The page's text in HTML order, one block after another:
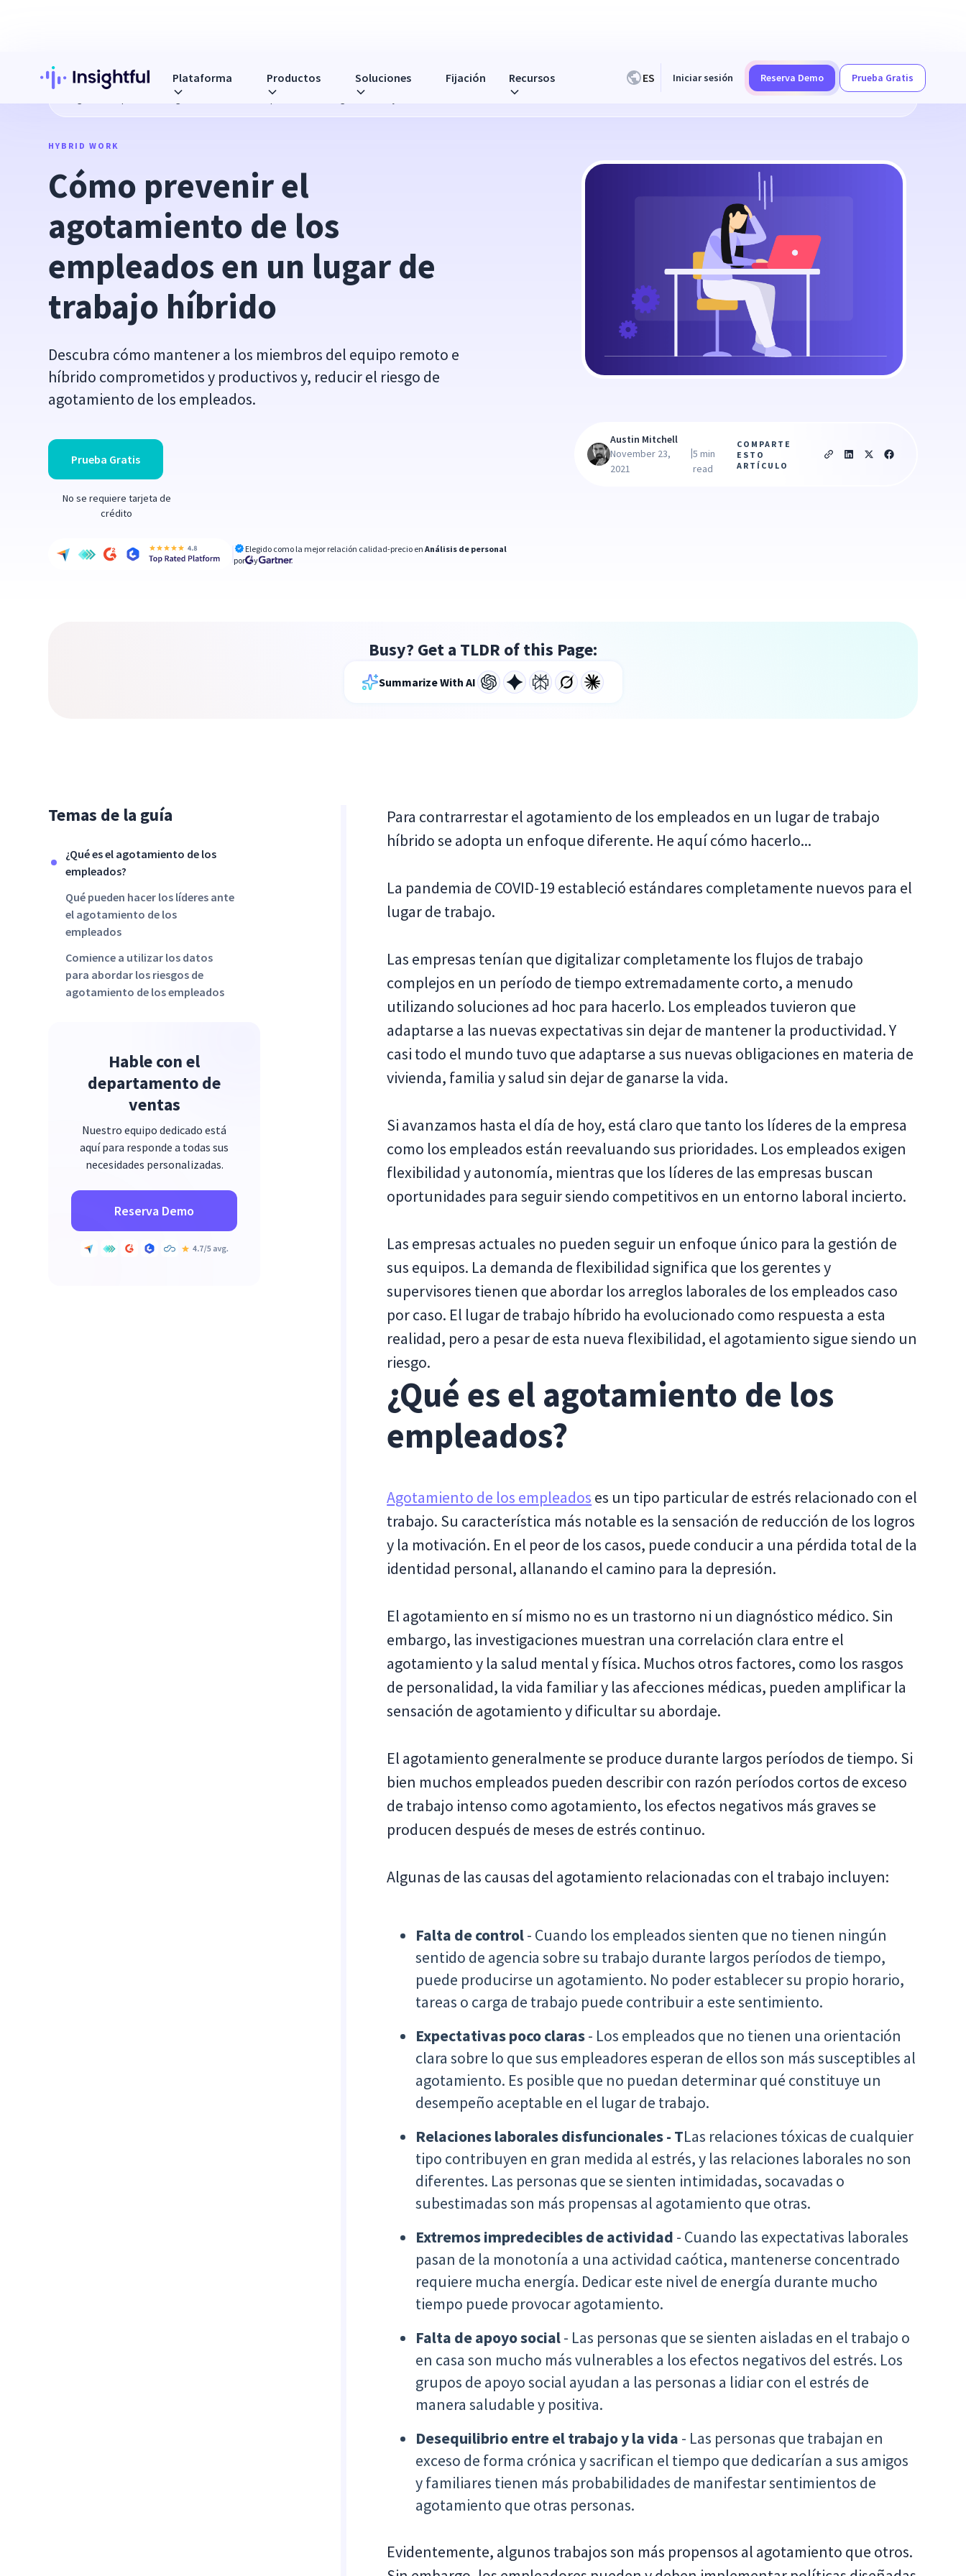
Plataforma Productos Soluciones Fijación Recursos ES Iniciar sesión Reserva Demo
Prueba Gratis
Cómo prevenir el agotamiento de los empleados en un lugar de trabajo híbrido
HYBRID WORK
Cómo prevenir el
agotamiento de los
empleados en un lugar de
trabajo híbrido
Descubra cómo mantener a los miembros del equipo remoto e
híbrido comprometidos y productivos y, reducir el riesgo de
agotamiento de los empleados.
Prueba Gratis
No se requiere tarjeta de
crédito
Elegido como la mejor relación calidad-precio enAnálisis de personal
por
y
Austin Mitchell
November 23,
2021
|5 min
read
COMPARTE
ESTO
ARTÍCULO
Busy? Get a TLDR of this Page:
Summarize With AI
Temas de la guía
¿Qué es el agotamiento de los
empleados?
Qué pueden hacer los líderes ante
el agotamiento de los
empleados
Comience a utilizar los datos
para abordar los riesgos de
agotamiento de los empleados
Hable con el
departamento de
ventas
Nuestro equipo dedicado está
aquí para responde a todas sus
necesidades personalizadas.
Reserva Demo
Para contrarrestar el agotamiento de los empleados en un lugar de trabajo
híbrido se adopta un enfoque diferente. He aquí cómo hacerlo...
La pandemia de COVID-19 estableció estándares completamente nuevos para el
lugar de trabajo.
Las empresas tenían que digitalizar completamente los flujos de trabajo
complejos en un período de tiempo extremadamente corto, a menudo
utilizando soluciones ad hoc para hacerlo. Los empleados tuvieron que
adaptarse a las nuevas expectativas sin dejar de mantener la productividad. Y
casi todo el mundo tuvo que adaptarse a sus nuevas obligaciones en materia de
vivienda, familia y salud sin dejar de ganarse la vida.
Si avanzamos hasta el día de hoy, está claro que tanto los líderes de la empresa
como los empleados están reevaluando sus prioridades. Los empleados exigen
flexibilidad y autonomía, mientras que los líderes de las empresas buscan
oportunidades para seguir siendo competitivos en un entorno laboral incierto.
Las empresas actuales no pueden seguir un enfoque único para la gestión de
sus equipos. La demanda de flexibilidad significa que los gerentes y
supervisores tienen que abordar los arreglos laborales de los empleados caso
por caso. El lugar de trabajo híbrido ha evolucionado como respuesta a esta
realidad, pero a pesar de esta nueva flexibilidad, el agotamiento sigue siendo un
riesgo.
¿Qué es el agotamiento de los
empleados?
Agotamiento de los empleados es un tipo particular de estrés relacionado con el
trabajo. Su característica más notable es la sensación de reducción de los logros
y la motivación. En el peor de los casos, puede conducir a una pérdida total de la
identidad personal, allanando el camino para la depresión.
El agotamiento en sí mismo no es un trastorno ni un diagnóstico médico. Sin
embargo, las investigaciones muestran una correlación clara entre el
agotamiento y la salud mental y física. Muchos otros factores, como los rasgos
de personalidad, la vida familiar y las afecciones médicas, pueden amplificar la
sensación de agotamiento y dificultar su abordaje.
El agotamiento generalmente se produce durante largos períodos de tiempo. Si
bien muchos empleados pueden describir con razón períodos cortos de exceso
de trabajo intenso como agotamiento, los efectos negativos más graves se
producen después de meses de estrés continuo.
Algunas de las causas del agotamiento relacionadas con el trabajo incluyen:
Falta de control- Cuando los empleados sienten que no tienen ningún
sentido de agencia sobre su trabajo durante largos períodos de tiempo,
puede producirse un agotamiento. No poder establecer su propio horario,
tareas o carga de trabajo puede contribuir a este sentimiento.
Expectativas poco claras- Los empleados que no tienen una orientación
clara sobre lo que sus empleadores esperan de ellos son más susceptibles al
agotamiento. Es posible que no puedan determinar qué constituye un
desempeño aceptable en el lugar de trabajo.
Relaciones laborales disfuncionales - TLas relaciones tóxicas de cualquier
tipo contribuyen en gran medida al estrés, y las relaciones laborales no son
diferentes. Las personas que se sienten intimidadas, socavadas o
subestimadas son más propensas al agotamiento que otras.
Extremos impredecibles de actividad - Cuando las expectativas laborales
pasan de la monotonía a una actividad caótica, mantenerse concentrado
requiere mucha energía. Dedicar este nivel de energía durante mucho
tiempo puede provocar agotamiento.
Falta de apoyo social- Las personas que se sienten aisladas en el trabajo o
en casa son mucho más vulnerables a los efectos negativos del estrés. Los
grupos de apoyo social ayudan a las personas a lidiar con el estrés de
manera saludable y positiva.
Desequilibrio entre el trabajo y la vida - Las personas que trabajan en
exceso de forma crónica y sacrifican el tiempo que dedicarían a sus amigos
y familiares tienen más probabilidades de manifestar sentimientos de
agotamiento que otras personas.
Evidentemente, algunos trabajos son más propensos al agotamiento que otros.